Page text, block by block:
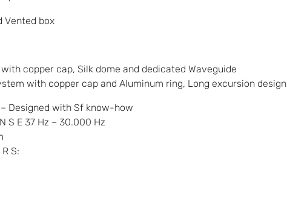
Vented box
copper cap, Silk dome and dedicated Waveguide
with copper cap and Aluminum ring, Long excursion design
– Designed with Sf know-how
N S E 37 Hz – 30.000 Hz
S: